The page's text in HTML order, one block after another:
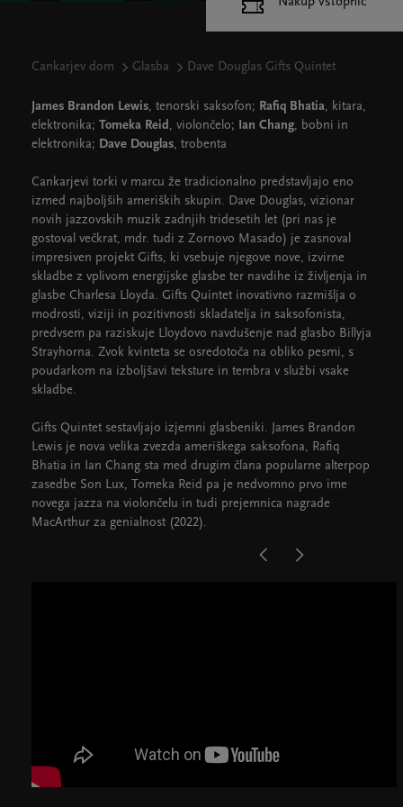
Cankarjev dom Glasba Dave Douglas Gifts Quintet
James Brandon Lewis, tenorski saksofon; Rafiq Bhatia, kitara,
elektronika; Tomeka Reid, violončelo; Ian Chang, bobni in
elektronika; Dave Douglas, trobenta
Cankarjevi torki v marcu že tradicionalno predstavljajo eno
izmed najboljših ameriških skupin. Dave Douglas, vizionar
novih jazzovskih muzik zadnjih tridesetih let (pri nas je
gostoval večkrat, mdr. tudi z Zornovo Masado) je zasnoval
impresiven projekt Gifts, ki vsebuje njegove nove, izvirne
skladbe z vplivom energijske glasbe ter navdihe iz življenja in
glasbe Charlesa Lloyda. Gifts Quintet inovativno razmišlja o
modrosti, viziji in pozitivnosti skladatelja in saksofonista,
predvsem pa raziskuje Lloydovo navdušenje nad glasbo Billyja
Strayhorna. Zvok kvinteta se osredotoča na obliko pesmi, s
poudarkom na izboljšavi teksture in tembra v službi vsake
skladbe.
Gifts Quintet sestavljajo izjemni glasbeniki. James Brandon
Lewis je nova velika zvezda ameriškega saksofona, Rafiq
Bhatia in Ian Chang sta med drugim člana popularne alterpop
zasedbe Son Lux, Tomeka Reid pa je nedvomno prvo ime
novega jazza na violončelu in tudi prejemnica nagrade
MacArthur za genialnost (2022).